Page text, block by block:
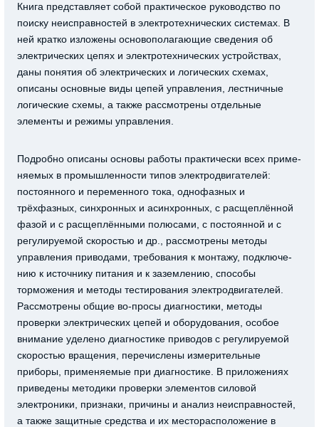
Книга представляет собой практическое руководство по
поиску неисправностей в электротехнических системах. В
ней кратко изложены основополагающие сведения об
электрических цепях и электротехнических устройствах,
даны понятия об электрических и логических схемах,
описаны основные виды цепей управления, лестничные
логические схемы, а также рассмотрены отдельные
элементы и режимы управления.
Подробно описаны основы работы практически всех приме-
няемых в промышленности типов электродвигателей:
постоянного и переменного тока, однофазных и
трёхфазных, синхронных и асинхронных, с расщеплённой
фазой и с расщеплёнными полюсами, с постоянной и с
регулируемой скоростью и др., рассмотрены методы
управления приводами, требования к монтажу, подключе-
нию к источнику питания и к заземлению, способы
торможения и методы тестирования электродвигателей.
Рассмотрены общие во-просы диагностики, методы
проверки электрических цепей и оборудования, особое
внимание уделено диагностике приводов с регулируемой
скоростью вращения, перечислены измерительные
приборы, применяемые при диагностике. В приложениях
приведены методики проверки элементов силовой
электроники, признаки, причины и анализ неисправностей,
а также защитные средства и их месторасположение в